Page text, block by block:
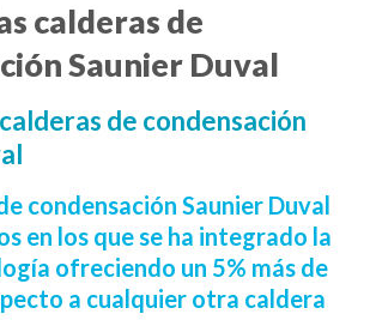
calderas de
Saunier Duval
de condensación
condensación Saunier Duval
en los que se ha integrado la
ofreciendo un 5% más de
a cualquier otra caldera